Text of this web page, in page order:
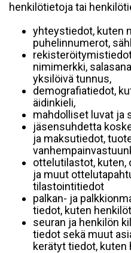
henkilötietoja tai
yhteystiedot, kuten
puhelinnumerot,
nimimerkki,
yksilöivä tunnus,
demografiatiedot,
äidinkieli,
mahdolliset luvat ja
jäsensuhdetta
ja maksutiedot,
ottelutilastot, kuten,
ja muut
tilastointitiedot
palkan- ja
tiedot, kuten
seuran ja henkilön
tiedot sekä muut
kerätyt tiedot, kuten